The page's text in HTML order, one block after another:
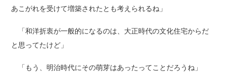
あこがれを受けて増築されたとも考えられるね」
「和洋折衷が一般的になるのは、大正時代の文化住宅からだ
と思ってたけど」
「もう、明治時代にその萌芽はあったってことだろうね」